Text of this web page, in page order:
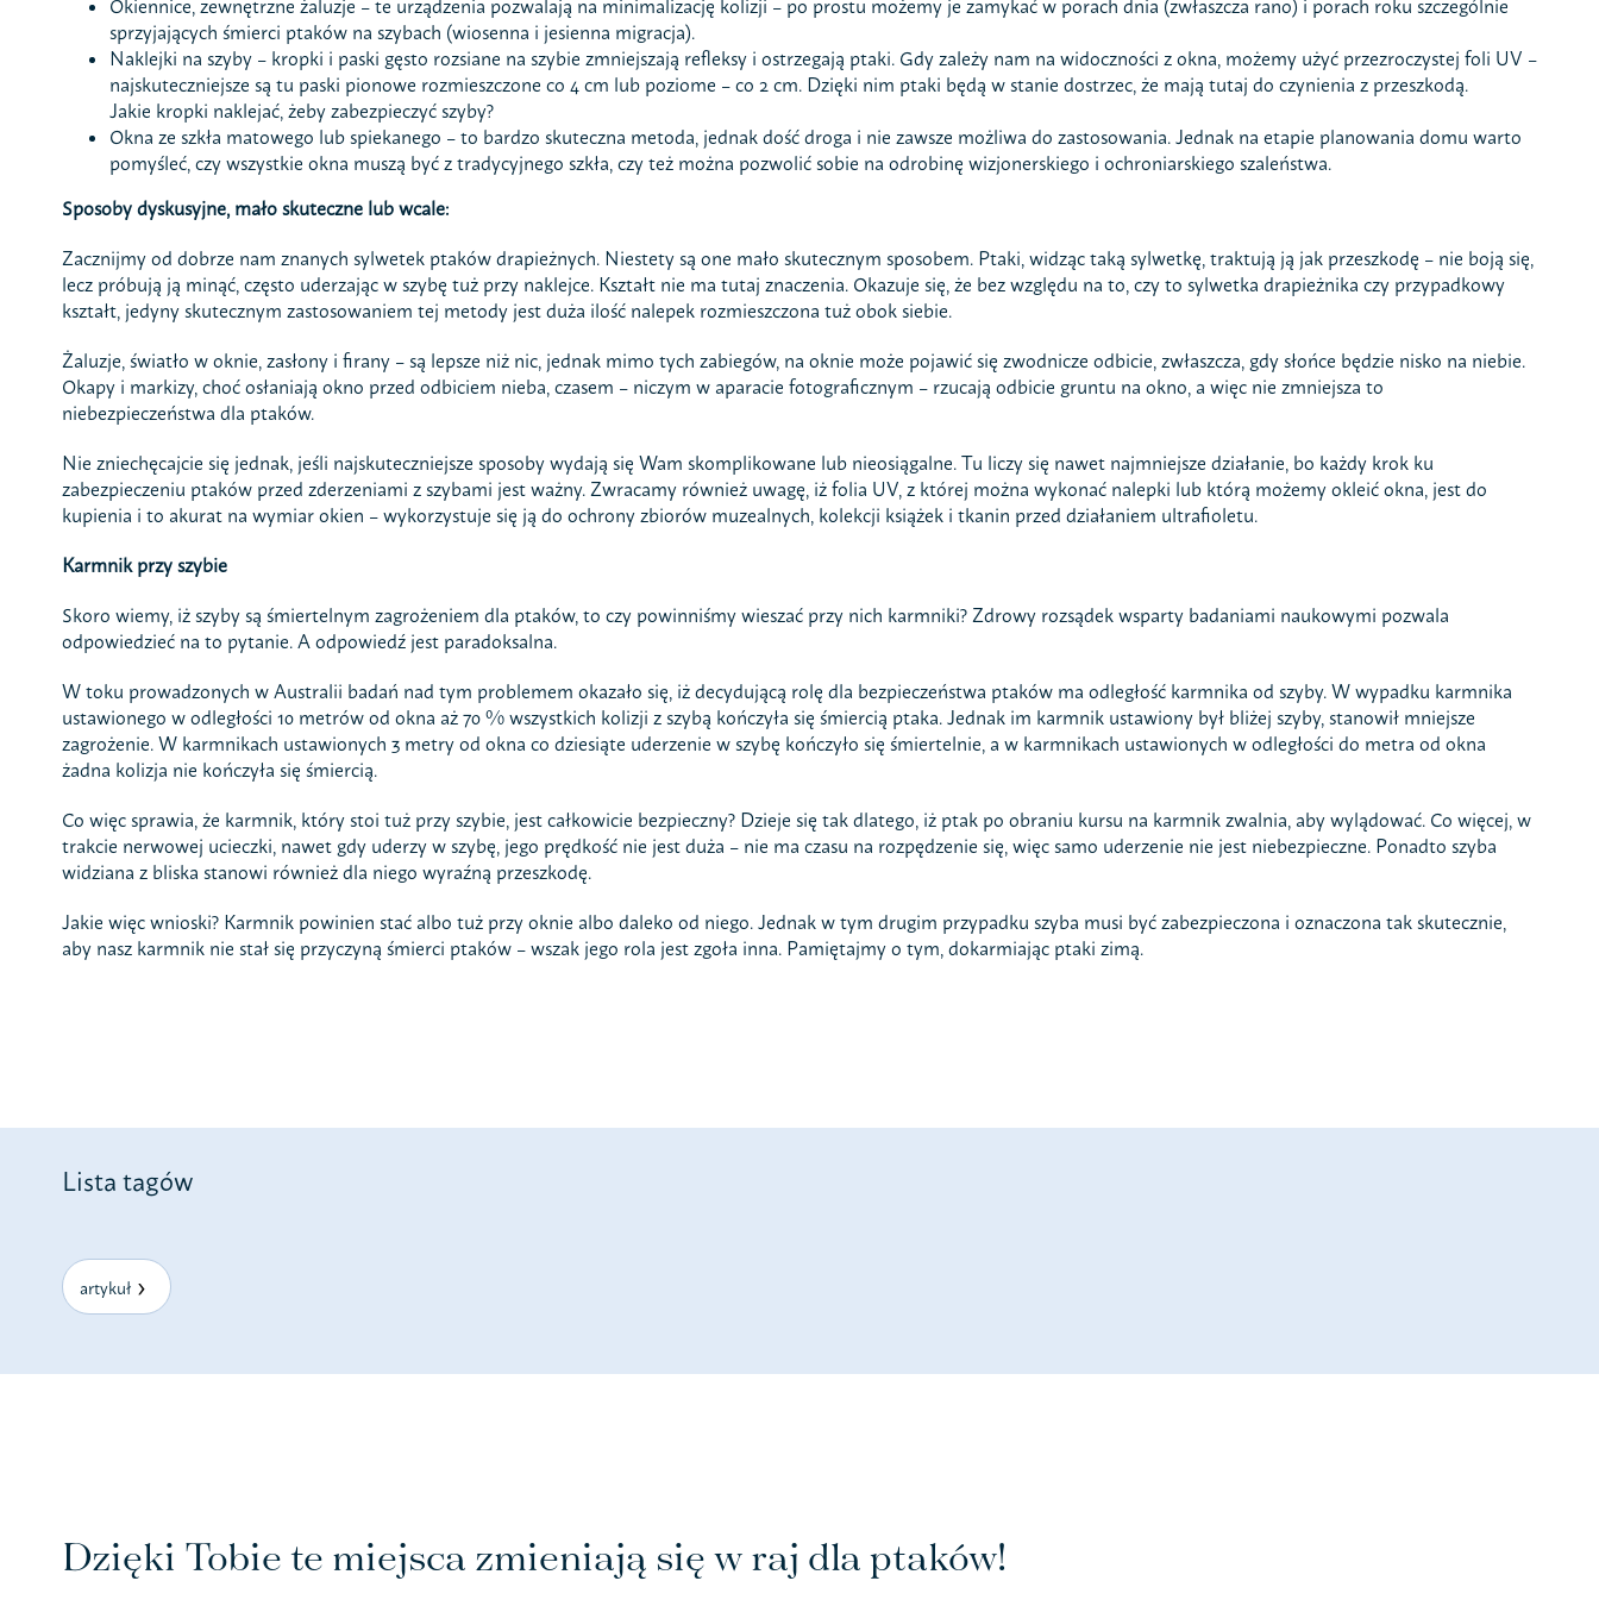
Okiennice, zewnętrzne żaluzje – te urządzenia pozwalają na minimalizację kolizji – po prostu możemy je zamykać w porach dnia (zwłaszcza rano) i porach roku szczególnie
sprzyjających śmierci ptaków na szybach (wiosenna i jesienna migracja).
Naklejki na szyby – kropki i paski gęsto rozsiane na szybie zmniejszają refleksy i ostrzegają ptaki. Gdy zależy nam na widoczności z okna, możemy użyć przezroczystej foli UV –
najskuteczniejsze są tu paski pionowe rozmieszczone co 4 cm lub poziome – co 2 cm. Dzięki nim ptaki będą w stanie dostrzec, że mają tutaj do czynienia z przeszkodą.
Jakie kropki naklejać, żeby zabezpieczyć szyby?
Okna ze szkła matowego lub spiekanego – to bardzo skuteczna metoda, jednak dość droga i nie zawsze możliwa do zastosowania. Jednak na etapie planowania domu warto
pomyśleć, czy wszystkie okna muszą być z tradycyjnego szkła, czy też można pozwolić sobie na odrobinę wizjonerskiego i ochroniarskiego szaleństwa.
Sposoby dyskusyjne, mało skuteczne lub wcale:
Zacznijmy od dobrze nam znanych sylwetek ptaków drapieżnych. Niestety są one mało skutecznym sposobem. Ptaki, widząc taką sylwetkę, traktują ją jak przeszkodę – nie boją się,
lecz próbują ją minąć, często uderzając w szybę tuż przy naklejce. Kształt nie ma tutaj znaczenia. Okazuje się, że bez względu na to, czy to sylwetka drapieżnika czy przypadkowy
kształt, jedyny skutecznym zastosowaniem tej metody jest duża ilość nalepek rozmieszczona tuż obok siebie.
Żaluzje, światło w oknie, zasłony i firany – są lepsze niż nic, jednak mimo tych zabiegów, na oknie może pojawić się zwodnicze odbicie, zwłaszcza, gdy słońce będzie nisko na niebie.
Okapy i markizy, choć osłaniają okno przed odbiciem nieba, czasem – niczym w aparacie fotograficznym – rzucają odbicie gruntu na okno, a więc nie zmniejsza to
niebezpieczeństwa dla ptaków.
Nie zniechęcajcie się jednak, jeśli najskuteczniejsze sposoby wydają się Wam skomplikowane lub nieosiągalne. Tu liczy się nawet najmniejsze działanie, bo każdy krok ku
zabezpieczeniu ptaków przed zderzeniami z szybami jest ważny. Zwracamy również uwagę, iż folia UV, z której można wykonać nalepki lub którą możemy okleić okna, jest do
kupienia i to akurat na wymiar okien – wykorzystuje się ją do ochrony zbiorów muzealnych, kolekcji książek i tkanin przed działaniem ultrafioletu.
Karmnik przy szybie
Skoro wiemy, iż szyby są śmiertelnym zagrożeniem dla ptaków, to czy powinniśmy wieszać przy nich karmniki? Zdrowy rozsądek wsparty badaniami naukowymi pozwala
odpowiedzieć na to pytanie. A odpowiedź jest paradoksalna.
W toku prowadzonych w Australii badań nad tym problemem okazało się, iż decydującą rolę dla bezpieczeństwa ptaków ma odległość karmnika od szyby. W wypadku karmnika
ustawionego w odległości 10 metrów od okna aż 70 % wszystkich kolizji z szybą kończyła się śmiercią ptaka. Jednak im karmnik ustawiony był bliżej szyby, stanowił mniejsze
zagrożenie. W karmnikach ustawionych 3 metry od okna co dziesiąte uderzenie w szybę kończyło się śmiertelnie, a w karmnikach ustawionych w odległości do metra od okna
żadna kolizja nie kończyła się śmiercią.
Co więc sprawia, że karmnik, który stoi tuż przy szybie, jest całkowicie bezpieczny? Dzieje się tak dlatego, iż ptak po obraniu kursu na karmnik zwalnia, aby wylądować. Co więcej, w
trakcie nerwowej ucieczki, nawet gdy uderzy w szybę, jego prędkość nie jest duża – nie ma czasu na rozpędzenie się, więc samo uderzenie nie jest niebezpieczne. Ponadto szyba
widziana z bliska stanowi również dla niego wyraźną przeszkodę.
Jakie więc wnioski? Karmnik powinien stać albo tuż przy oknie albo daleko od niego. Jednak w tym drugim przypadku szyba musi być zabezpieczona i oznaczona tak skutecznie,
aby nasz karmnik nie stał się przyczyną śmierci ptaków – wszak jego rola jest zgoła inna. Pamiętajmy o tym, dokarmiając ptaki zimą.
Lista tagów
artykuł
Dzięki Tobie te miejsca zmieniają się w raj dla ptaków!